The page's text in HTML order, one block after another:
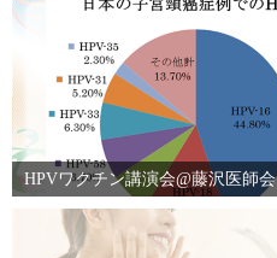
HPVワクチン講演会@藤沢医師会